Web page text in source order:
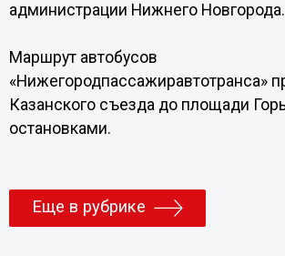
администрации Нижнего Новгорода.
Маршрут автобусов
«Нижегородпассажиравтотранса»
Казанского съезда до площади
остановками.
Еще в рубрике